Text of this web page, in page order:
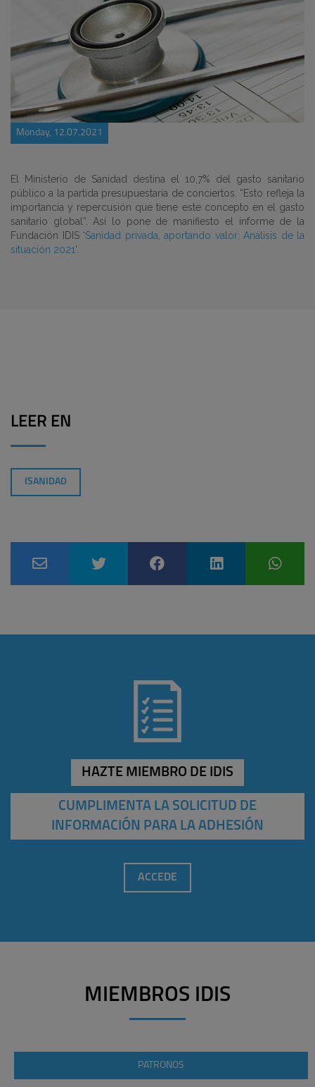
Monday, 12.07.2021
El Ministerio de Sanidad destina el 10,7% del gasto sanitario
público a la partida presupuestaria de conciertos. “Esto refleja la
importancia y repercusión que tiene este concepto en el gasto
sanitario global“. Así lo pone de manifiesto el informe de la
Fundación IDIS ‘Sanidad privada, aportando valor: Análisis de la
situación 2021‘.
LEER EN
ISANIDAD
HAZTE MIEMBRO DE IDIS
CUMPLIMENTA LA SOLICITUD DE
INFORMACIÓN PARA LA ADHESIÓN
ACCEDE
MIEMBROS IDIS
PATRONOS